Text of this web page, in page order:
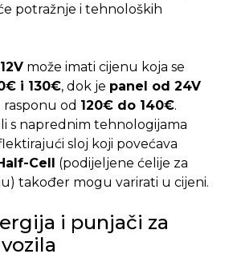
potražnje i tehnoloških
može imati cijenu koja se
i 130€, dok je panel od 24V
od 120€ do 140€.
s naprednim tehnologijama
sloj koji povećava
Cell
(podijeljene ćelije za
također mogu varirati u cijeni.
i punjači za